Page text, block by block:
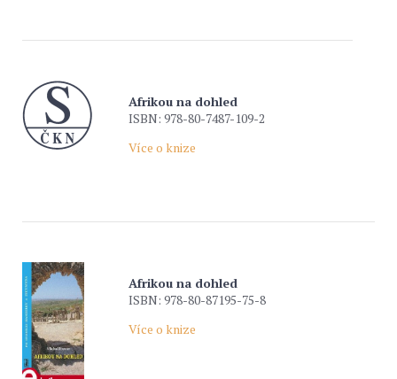
Afrikou na dohled
ISBN: 978-80-7487-109-2
Více o knize
Afrikou na dohled
ISBN: 978-80-87195-75-8
Více o knize